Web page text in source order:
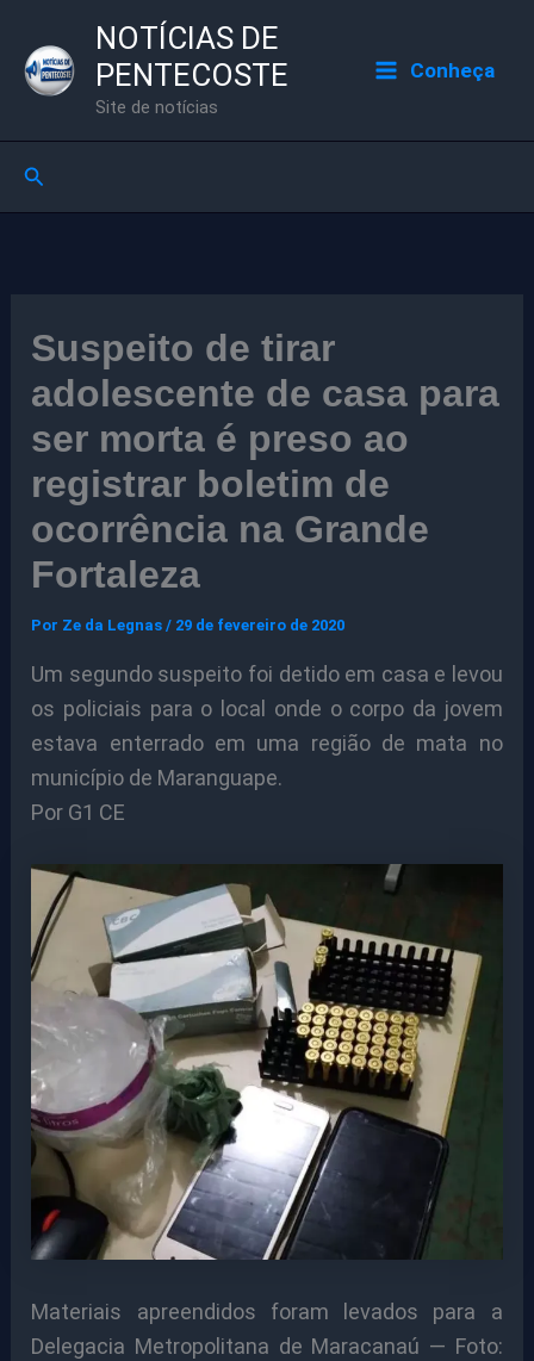
para
NOTÍCIAS DE
PENTECOSTE
Site de notícias
Conheça
Pesquisar
Suspeito de tirar
adolescente de casa para
ser morta é preso ao
registrar boletim de
ocorrência na Grande
Fortaleza
Por Ze da Legnas/ 29 de fevereiro de 2020
Um segundo suspeito foi detido em casa e levou
os policiais para o local onde o corpo da jovem
estava enterrado em uma região de mata no
município de Maranguape.
Por G1 CE
Materiais apreendidos foram levados para a
Delegacia Metropolitana de Maracanaú — Foto: